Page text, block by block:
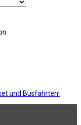
und Busfahrten!